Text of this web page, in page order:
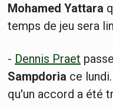
Mohamed Yattara
temps de jeu sera
- Dennis Praet
Sampdoria ce
qu'un accord a été